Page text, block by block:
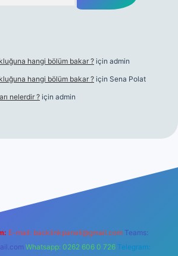
hangi bölüm bakar ? için admin
hangi bölüm bakar ? için Sena Polat
nelerdir ? için admin
E-mail: backlinkpaneli@gmail.com Teams:
Whatsapp: 0262 606 0 726 Telegram: